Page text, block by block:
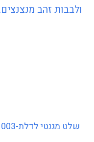
שלט מגנטי לדלת-003